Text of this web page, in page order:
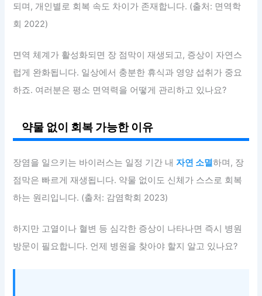
되며, 개인별로 회복 속도 차이가 존재합니다. (출처: 면역학
회 2022)
면역 체계가 활성화되면 장 점막이 재생되고, 증상이 자연스
럽게 완화됩니다. 일상에서 충분한 휴식과 영양 섭취가 중요
하죠. 여러분은 평소 면역력을 어떻게 관리하고 있나요?
약물 없이 회복 가능한 이유
장염을 일으키는 바이러스는 일정 기간 내자연 소멸하며, 장
점막은 빠르게 재생됩니다. 약물 없이도 신체가 스스로 회복
하는 원리입니다. (출처: 감염학회 2023)
하지만 고열이나 혈변 등 심각한 증상이 나타나면 즉시 병원
방문이 필요합니다. 언제 병원을 찾아야 할지 알고 있나요?